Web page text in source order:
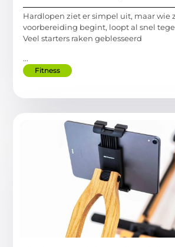
Hardlopen ziet er simpel uit, maar wie
voorbereiding begint, loopt al snel
Veel starters raken geblesseerd
...
Fitness